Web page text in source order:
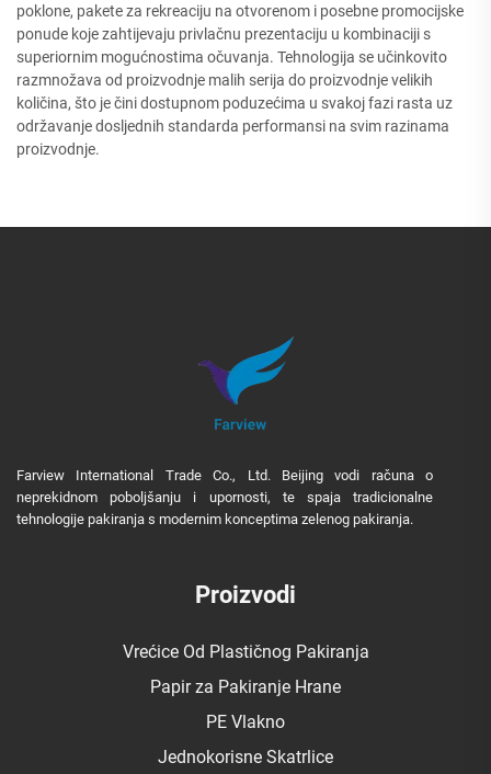
poklone, pakete za rekreaciju na otvorenom i posebne promocijske
ponude koje zahtijevaju privlačnu prezentaciju u kombinaciji s
superiornim mogućnostima očuvanja. Tehnologija se učinkovito
razmnožava od proizvodnje malih serija do proizvodnje velikih
količina, što je čini dostupnom poduzećima u svakoj fazi rasta uz
održavanje dosljednih standarda performansi na svim razinama
proizvodnje.
Farview International Trade Co., Ltd. Beijing vodi računa o
neprekidnom poboljšanju i upornosti, te spaja tradicionalne
tehnologije pakiranja s modernim konceptima zelenog pakiranja.
Proizvodi
Vrećice Od Plastičnog Pakiranja
Papir za Pakiranje Hrane
PE Vlakno
Jednokorisne Skatrlice